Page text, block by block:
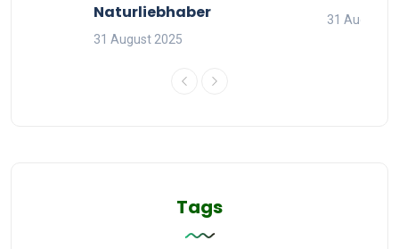
Naturliebhaber
31 August 2025
31 August
Tags